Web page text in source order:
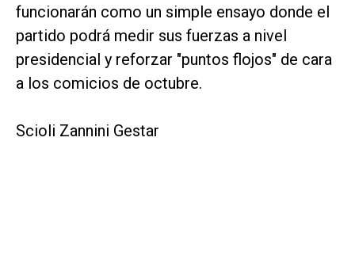
funcionarán como un simple ensayo donde el
partido podrá medir sus fuerzas a nivel
presidencial y reforzar "puntos flojos" de cara
a los comicios de octubre.
Scioli Zannini Gestar